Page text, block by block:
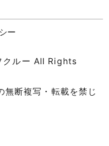
ー
ルー All Rights
無断複写・転載を禁じ